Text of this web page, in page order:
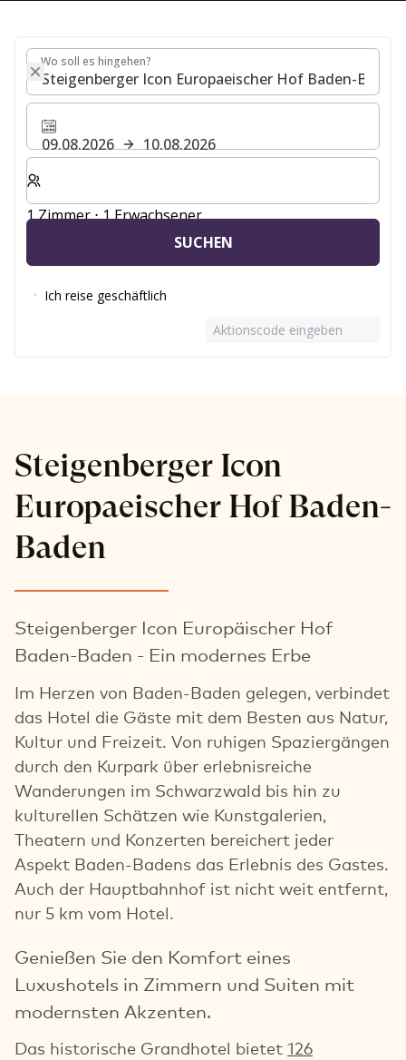
Wo soll es hingehen?
Wo soll es hingehen?
09.08.2026
10.08.2026
Wählen Sie die Anzahl der Zimmer und Gäste für Ihren
1 Zimmer ⋅ 1 Erwachsener
SUCHEN
Ich reise geschäftlich
Aktionscode eingeben
Steigenberger Icon
Europaeischer Hof Baden-
Baden
Steigenberger Icon Europäischer Hof
Baden-Baden - Ein modernes Erbe
Im Herzen von Baden-Baden gelegen, verbindet
das Hotel die Gäste mit dem Besten aus Natur,
Kultur und Freizeit. Von ruhigen Spaziergängen
durch den Kurpark über erlebnisreiche
Wanderungen im Schwarzwald bis hin zu
kulturellen Schätzen wie Kunstgalerien,
Theatern und Konzerten bereichert jeder
Aspekt Baden-Badens das Erlebnis des Gastes.
Auch der Hauptbahnhof ist nicht weit entfernt,
nur 5 km vom Hotel.
Genießen Sie den Komfort eines
Luxushotels in Zimmern und Suiten mit
modernsten Akzenten.
Das historische Grandhotel bietet 126